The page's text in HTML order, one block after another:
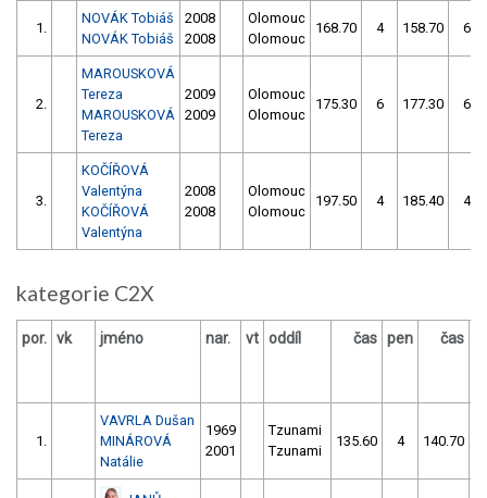
1.
NOVÁK Tobiáš
NOVÁK Tobiáš
2008
2008
Olomouc
Olomouc
168.70 4 158.70 6
2.
MAROUSKOVÁ
Tereza
MAROUSKOVÁ
Tereza
2009
2009
Olomouc
Olomouc
175.30 6 177.30 6
3.
KOČÍŘOVÁ
Valentýna
KOČÍŘOVÁ
Valentýna
2008
2008
Olomouc
Olomouc
197.50 4 185.40 4
kategorie C2X
por. vk jméno nar. vt oddíl čas pen čas
1.
VAVRLA Dušan
MINÁROVÁ
Natálie
1969
2001
Tzunami
Tzunami
135.60 4 140.70